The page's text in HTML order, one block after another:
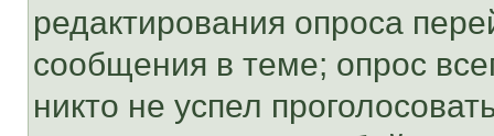
редактирования опроса
сообщения в теме; опрос
никто не успел